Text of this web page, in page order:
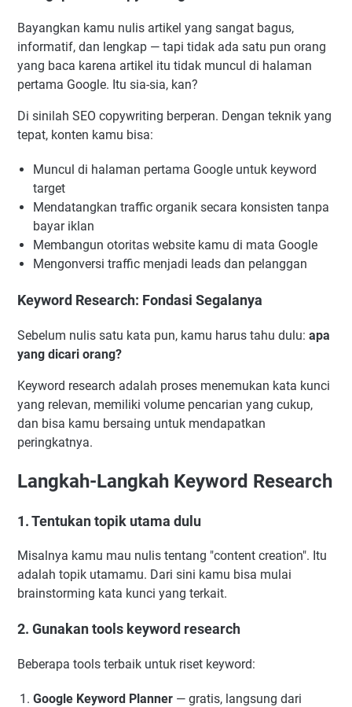
Bayangkan kamu nulis artikel yang sangat bagus,
informatif, dan lengkap — tapi tidak ada satu pun orang
yang baca karena artikel itu tidak muncul di halaman
pertama Google. Itu sia-sia, kan?
Di sinilah SEO copywriting berperan. Dengan teknik yang
tepat, konten kamu bisa:
Muncul di halaman pertama Google untuk keyword
target
Mendatangkan traffic organik secara konsisten tanpa
bayar iklan
Membangun otoritas website kamu di mata Google
Mengonversi traffic menjadi leads dan pelanggan
Keyword Research: Fondasi Segalanya
Sebelum nulis satu kata pun, kamu harus tahu dulu: apa
yang dicari orang?
Keyword research adalah proses menemukan kata kunci
yang relevan, memiliki volume pencarian yang cukup,
dan bisa kamu bersaing untuk mendapatkan
peringkatnya.
Langkah-Langkah Keyword Research
1. Tentukan topik utama dulu
Misalnya kamu mau nulis tentang "content creation". Itu
adalah topik utamamu. Dari sini kamu bisa mulai
brainstorming kata kunci yang terkait.
2. Gunakan tools keyword research
Beberapa tools terbaik untuk riset keyword:
Google Keyword Planner — gratis, langsung dari